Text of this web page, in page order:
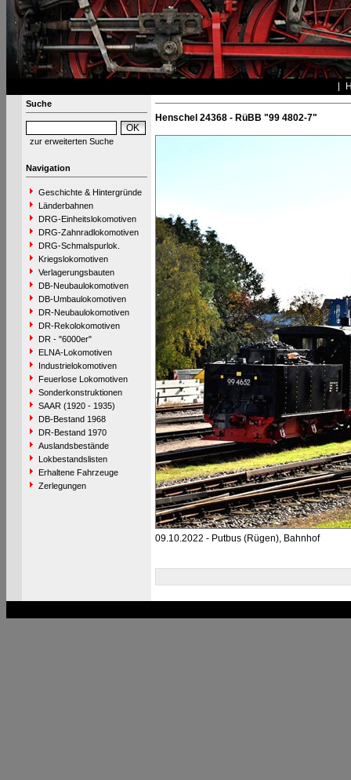
Suche
zur erweiterten Suche
Navigation
Geschichte & Hintergründe
Länderbahnen
DRG-Einheitslokomotiven
DRG-Zahnradlokomotiven
DRG-Schmalspurlok.
Kriegslokomotiven
Verlagerungsbauten
DB-Neubaulokomotiven
DB-Umbaulokomotiven
DR-Neubaulokomotiven
DR-Rekolokomotiven
DR - "6000er"
ELNA-Lokomotiven
Industrielokomotiven
Feuerlose Lokomotiven
Sonderkonstruktionen
SAAR (1920 - 1935)
DB-Bestand 1968
DR-Bestand 1970
Auslandsbestände
Lokbestandslisten
Erhaltene Fahrzeuge
Zerlegungen
Henschel 24368 - RüBB "99 4802-7"
09.10.2022 - Putbus (Rügen), Bahnhof